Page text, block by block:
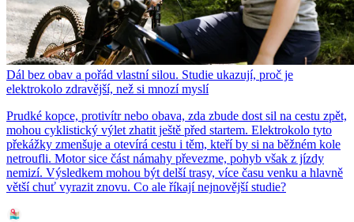
Dál bez obav a pořád vlastní silou. Studie ukazují, proč je
elektrokolo zdravější, než si mnozí myslí
Prudké kopce, protivítr nebo obava, zda zbude dost sil na cestu zpět,
mohou cyklistický výlet zhatit ještě před startem. Elektrokolo tyto
překážky zmenšuje a otevírá cestu i těm, kteří by si na běžném kole
netroufli. Motor sice část námahy převezme, pohyb však z jízdy
nemizí. Výsledkem mohou být delší trasy, více času venku a hlavně
větší chuť vyrazit znovu. Co ale říkají nejnovější studie?